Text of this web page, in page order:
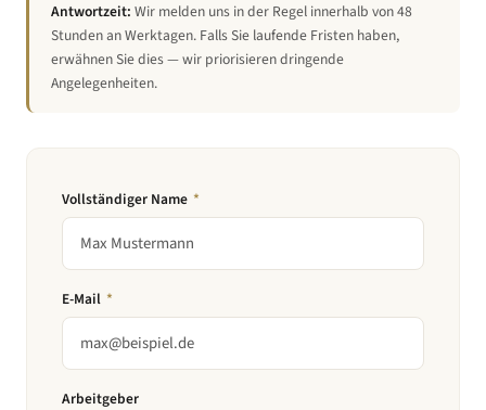
Antwortzeit: Wir melden uns in der Regel innerhalb von 48
Stunden an Werktagen. Falls Sie laufende Fristen haben,
erwähnen Sie dies — wir priorisieren dringende
Angelegenheiten.
Vollständiger Name *
E-Mail *
Arbeitgeber